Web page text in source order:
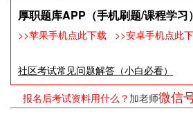
厚职题库APP（手机刷题/课程学习
>>苹果手机点此下载 >>安卓手机点此
社区考试常见问题解答（小白必看）
报名后考试资料用什么？ 加老师微信